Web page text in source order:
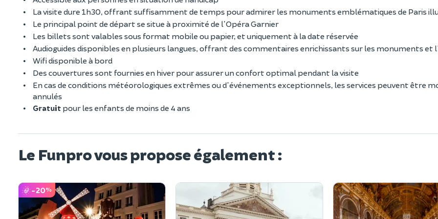
La visite dure 1h30, offrant suffisamment de temps pour admirer les monuments emblématiques de Paris
Le principal point de départ se situe à proximité de l'Opéra Garnier
Les billets sont valables sous format mobile ou papier, et uniquement à la date réservée
Audioguides disponibles en plusieurs langues, offrant des commentaires enrichissants sur les monuments et
Wifi disponible à bord
Des couvertures sont fournies en hiver pour assurer un confort optimal pendant la visite
En cas de conditions météorologiques extrêmes ou d'événements exceptionnels, les services peuvent être
annulés
Gratuit pour les enfants de moins de 4 ans
Le Funpro vous propose également :
-20%